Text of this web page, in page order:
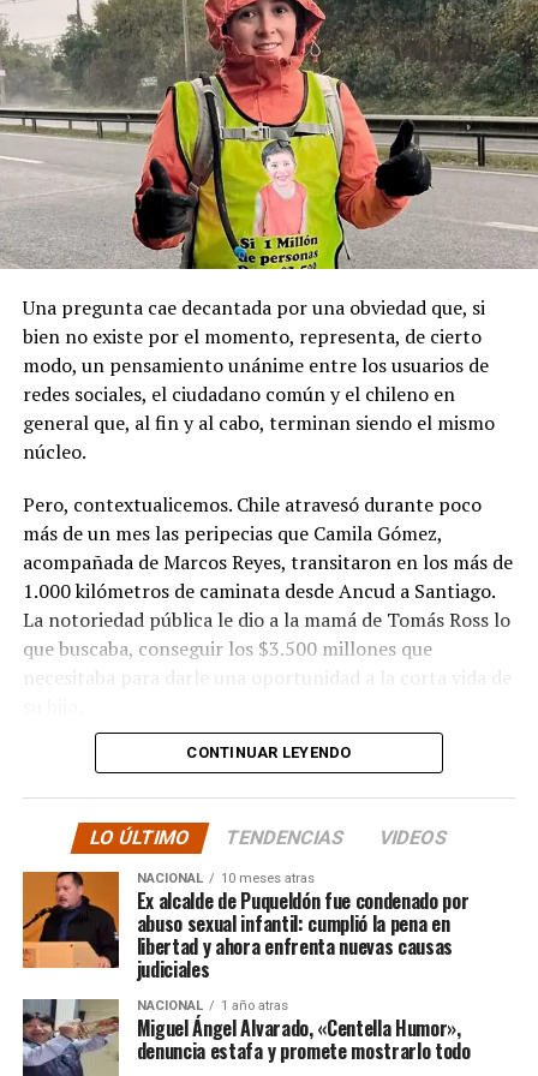
locales, principalmente de derecha.
Pese a la gravedad a la gravedad de los hechos, no se
registraron declaraciones públicas de su partido ni
sanciones políticas posteriores.
geopolítica que es tan importante”.
Recordemos que el 21 de Septiembre de 1883 se produjo
la Toma de Posesión del Estrecho de Magallanes, donde
el capitán Juan Guillermos y 23 tripulantes a bordo de la
Goleta de Guerra Ancud de la Armada tomaron posesión
de estas tierras patagónicas donde izaron la bandera
nacional declarando este territorio como parte de Chile.
Una pregunta cae decantada por una obviedad que, si
bien no existe por el momento, representa, de cierto
modo, un pensamiento unánime entre los usuarios de
redes sociales, el ciudadano común y el chileno en
general que, al fin y al cabo, terminan siendo el mismo
núcleo.
Pero, contextualicemos. Chile atravesó durante poco
más de un mes las peripecias que Camila Gómez,
acompañada de Marcos Reyes, transitaron en los más de
1.000 kilómetros de caminata desde Ancud a Santiago.
La notoriedad pública le dio a la mamá de Tomás Ross lo
que buscaba, conseguir los $3.500 millones que
necesitaba para darle una oportunidad a la corta vida de
La solidaridad y empatía de los chilenos en cada paso
sino que se superó con creces. De hecho, el último
cómputo dado a conocer reveló la suma total de
$3.689.545.200.
Según Camila Gómez, el excedente de casi $200
millones sería destinadopara los costos médicos
asociados al suministro del Elevidys «porque los 3.500
millonessolo incluye el frasco del fármaco y no los
otros gastos relacionados con los tres meses del
CONTINUAR LEYENDO
LO ÚLTIMO TENDENCIAS VIDEOS
NACIONAL 10 meses atras
Ex alcalde de Puqueldón fue condenado por
abuso sexual infantil: cumplió la pena en
libertad y ahora enfrenta nuevas causas
judiciales
NACIONAL 1 año atras
Miguel Ángel Alvarado, «Centella Humor»,
denuncia estafa y promete mostrarlo todo